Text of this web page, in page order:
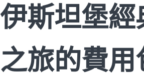
伊斯坦堡經
之旅的費用